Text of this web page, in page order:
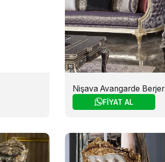
Nişava Avangarde Berjer
FİYAT AL